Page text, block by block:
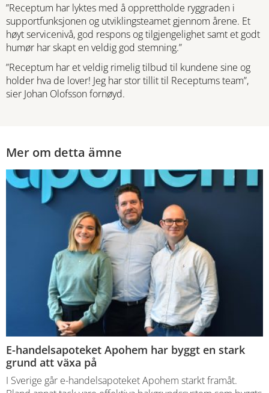
”Receptum har lyktes med å opprettholde ryggraden i
supportfunksjonen og utviklingsteamet gjennom årene. Et
høyt servicenivå, god respons og tilgjengelighet samt et godt
humør har skapt en veldig god stemning.”
”Receptum har et veldig rimelig tilbud til kundene sine og
holder hva de lover! Jeg har stor tillit til Receptums team”,
sier Johan Olofsson fornøyd.
Mer om detta ämne
E-handelsapoteket Apohem har byggt en stark
grund att växa på
I Sverige går e-handelsapoteket Apohem starkt framåt.